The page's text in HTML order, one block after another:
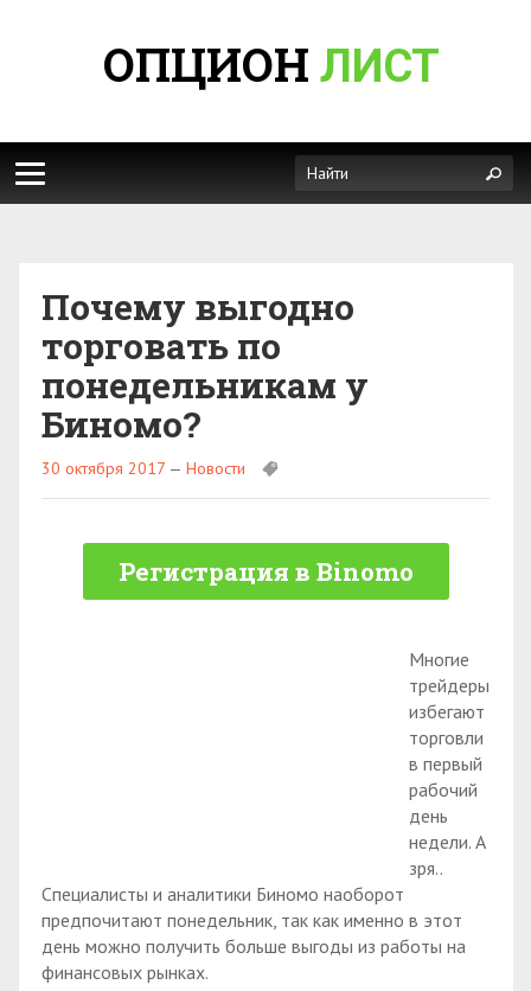
ОПЦИОН ЛИСТ
Почему выгодно
торговать по
понедельникам у
Биномо?
30 октября 2017 — Новости
Регистрация в Binomo
Многие
трейдеры
избегают
торговли
в первый
рабочий
день
недели. А
зря..
Специалисты и аналитики Биномо наоборот
предпочитают понедельник, так как именно в этот
день можно получить больше выгоды из работы на
финансовых рынках.